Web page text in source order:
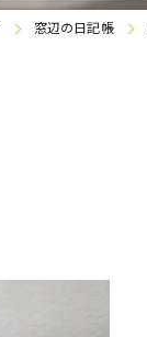
窓辺の日記帳